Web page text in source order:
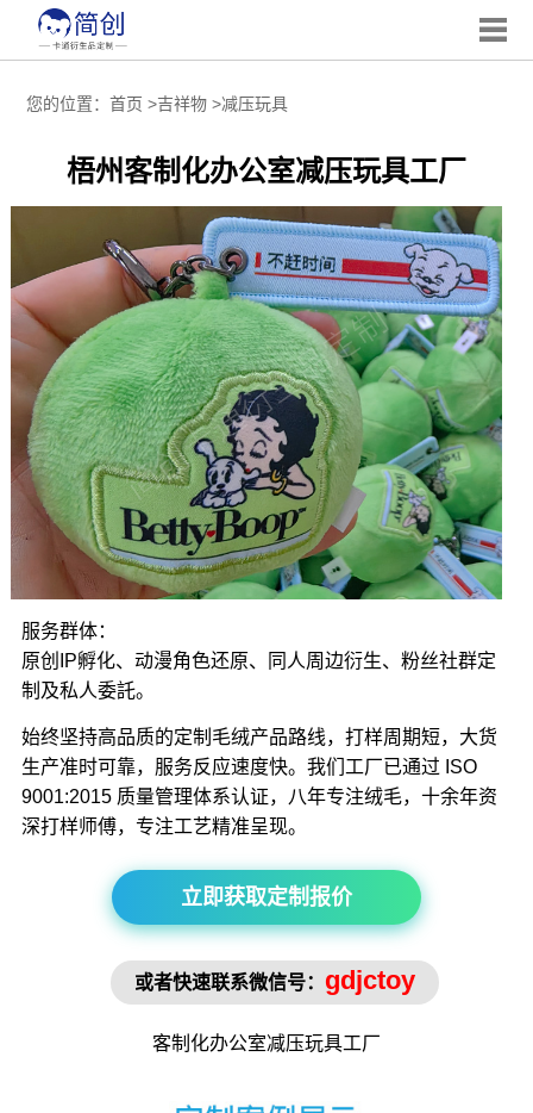
您的位置： 首页 >吉祥物>减压玩具
梧州客制化办公室减压玩具工厂
服务群体：
原创IP孵化、动漫角色还原、同人周边衍生、粉丝社群定
制及私人委託。
始终坚持高品质的定制毛绒产品路线，打样周期短，大货
生产准时可靠，服务反应速度快。我们工厂已通过 ISO
9001:2015 质量管理体系认证，八年专注绒毛，十余年资
深打样师傅，专注工艺精准呈现。
立即获取定制报价
或者快速联系微信号： gdjctoy
客制化办公室减压玩具工厂